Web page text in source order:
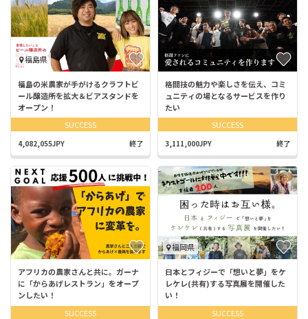
福島県
福島の米農家が手がけるクラフトビ
ール醸造所を拡大＆ビアスタンドを
オープン！
SUCCESS
4,082,055JPY 終了
格闘技の魅力や楽しさを伝え、コミ
ュニティの場となるサービスを作り
たい
SUCCESS
3,111,000JPY 終了
アフリカの農家さんと共に。ガーナ
に「からあげレストラン」をオープ
ンしたい！
SUCCESS
福岡県
日本とフィジーで「想いと夢」をケ
レケレ(共有)する写真展を開催した
い！
SUCCESS